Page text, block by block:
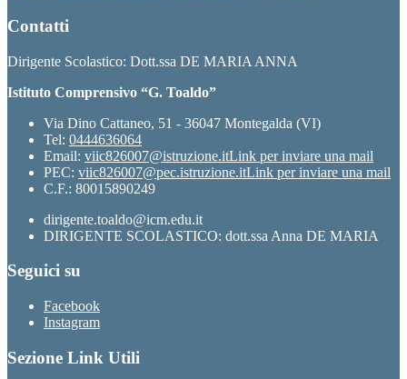
Contatti
Dirigente Scolastico: Dott.ssa DE MARIA ANNA
Istituto Comprensivo “G. Toaldo”
Via Dino Cattaneo, 51 - 36047 Montegalda (VI)
Tel: 0444636064
Email: viic826007@istruzione.itLink per inviare una mail
PEC: viic826007@pec.istruzione.itLink per inviare una mail
C.F.: 80015890249
dirigente.toaldo@icm.edu.it
DIRIGENTE SCOLASTICO: dott.ssa Anna DE MARIA
Seguici su
Facebook
Instagram
Sezione Link Utili